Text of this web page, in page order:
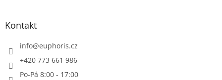
Kontakt
info@euphoris.cz
+420 773 661 986
Po-Pá 8:00 - 17:00